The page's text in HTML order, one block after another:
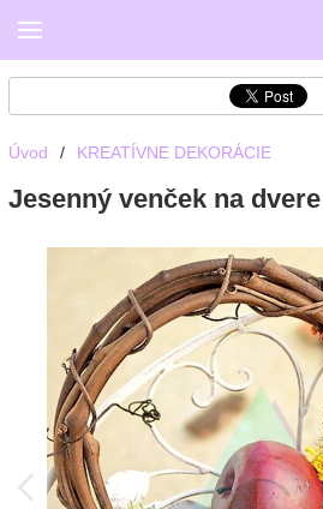
Úvod / KREATÍVNE DEKORÁCIE
Jesenný venček na dvere